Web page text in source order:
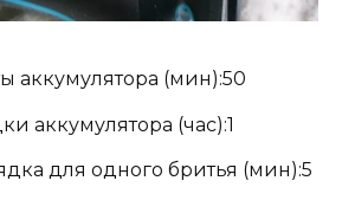
аккумулятора (мин):50
аккумулятора (час):1
для одного бритья (мин):5